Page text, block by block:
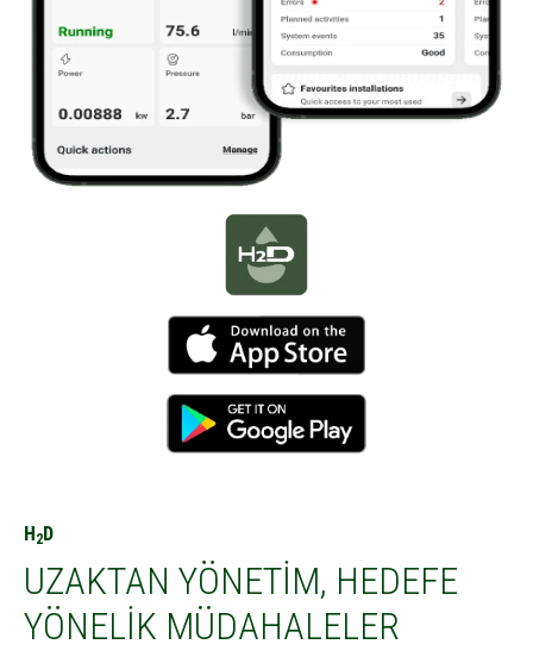
H 2 D
UZAKTAN YÖNETIM, HEDEFE
YÖNELIK MÜDAHALELER